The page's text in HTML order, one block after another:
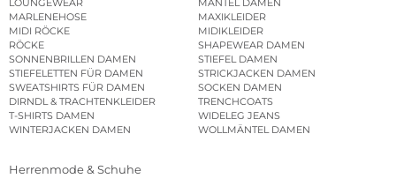
LOUNGEWEAR
MÄNTEL DAMEN
MARLENEHOSE
MAXIKLEIDER
MIDI RÖCKE
MIDIKLEIDER
RÖCKE
SHAPEWEAR DAMEN
SONNENBRILLEN DAMEN
STIEFEL DAMEN
STIEFELETTEN FÜR DAMEN
STRICKJACKEN DAMEN
SWEATSHIRTS FÜR DAMEN
SOCKEN DAMEN
DIRNDL & TRACHTENKLEIDER
TRENCHCOATS
T-SHIRTS DAMEN
WIDELEG JEANS
WINTERJACKEN DAMEN
WOLLMÄNTEL DAMEN
Herrenmode & Schuhe